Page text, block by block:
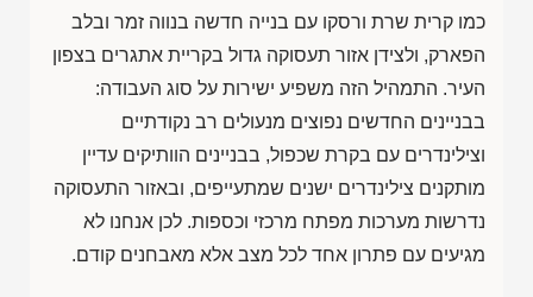
כמו קרית שרת ורסקו עם בנייה חדשה בנווה זמר ובלב
הפארק, ולצידן אזור תעסוקה גדול בקריית אתגרים בצפון
העיר. התמהיל הזה משפיע ישירות על סוג העבודה:
בבניינים החדשים נפוצים מנעולים רב נקודתיים
וצילינדרים עם בקרת שכפול, בבניינים הוותיקים עדיין
מותקנים צילינדרים ישנים שמתעייפים, ובאזור התעסוקה
נדרשות מערכות מפתח מרכזי וכספות. לכן אנחנו לא
מגיעים עם פתרון אחד לכל מצב אלא מאבחנים קודם.